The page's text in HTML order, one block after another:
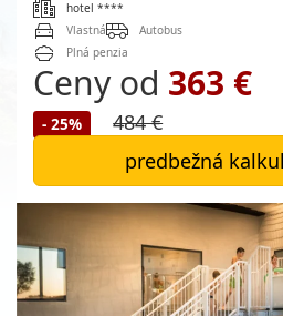
hotel ****
Vlastná
Autobus
Plná penzia
Ceny od 363 €
- 25%
484 €
predbežná